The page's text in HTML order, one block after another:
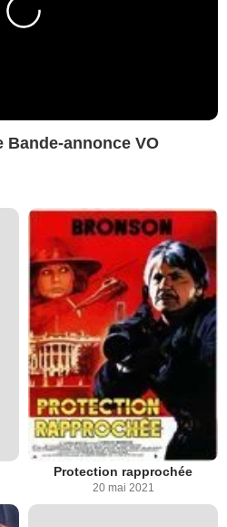
annonce VO
Protection rapprochée
20 mai 2021